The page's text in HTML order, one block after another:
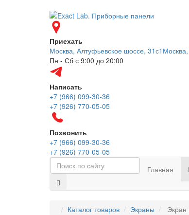
Приехать
Москва, Алтуфьевское шоссе, 31с1
Пн - Сб с 9:00 до 20:00
Написать
+7 (966) 099-30-36
+7 (926) 770-05-05
Позвонить
+7 (966) 099-30-36
+7 (926) 770-05-05
Главная
Каталог товаров Экраны Экран